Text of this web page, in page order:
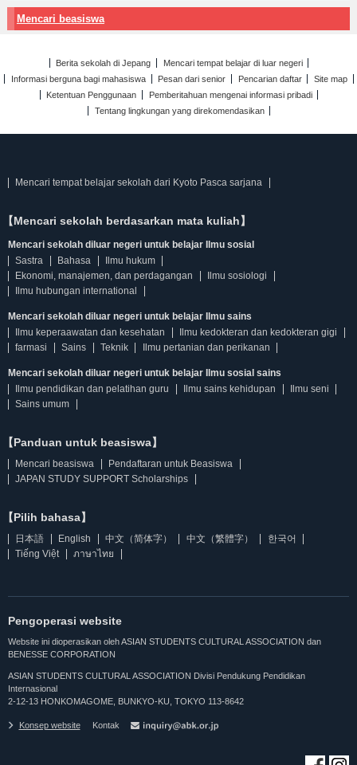
Mencari beasiswa
Berita sekolah di Jepang
Mencari tempat belajar di luar negeri
Informasi berguna bagi mahasiswa
Pesan dari senior Pencarian daftar
Site map
Ketentuan Penggunaan
Pemberitahuan mengenai informasi pribadi
Tentang lingkungan yang direkomendasikan
Mencari tempat belajar sekolah dari Kyoto Pasca sarjana
【Mencari sekolah berdasarkan mata kuliah】
Mencari sekolah diluar negeri untuk belajar Ilmu sosial
Sastra
Bahasa
Ilmu hukum
Ekonomi, manajemen, dan perdagangan
Ilmu sosiologi
Ilmu hubungan international
Mencari sekolah diluar negeri untuk belajar Ilmu sains
Ilmu keperaawatan dan kesehatan
Ilmu kedokteran dan kedokteran gigi
farmasi
Sains Teknik Ilmu pertanian dan perikanan
Mencari sekolah diluar negeri untuk belajar Ilmu sosial sains
Ilmu pendidikan dan pelatihan guru
Ilmu sains kehidupan
Ilmu seni
Sains umum
【Panduan untuk beasiswa】
Mencari beasiswa
Pendaftaran untuk Beasiswa
JAPAN STUDY SUPPORT Scholarships
【Pilih bahasa】
日本語 English 中文（简体字） 中文（繁體字）
한국어
Tiếng Việt
ภาษาไทย
Pengoperasi website
Website ini dioperasikan oleh ASIAN STUDENTS CULTURAL ASSOCIATION dan
BENESSE CORPORATION
ASIAN STUDENTS CULTURAL ASSOCIATION Divisi Pendukung Pendidikan
Internasional
2-12-13 HONKOMAGOME, BUNKYO-KU, TOKYO 113-8642
Konsep website Kontak